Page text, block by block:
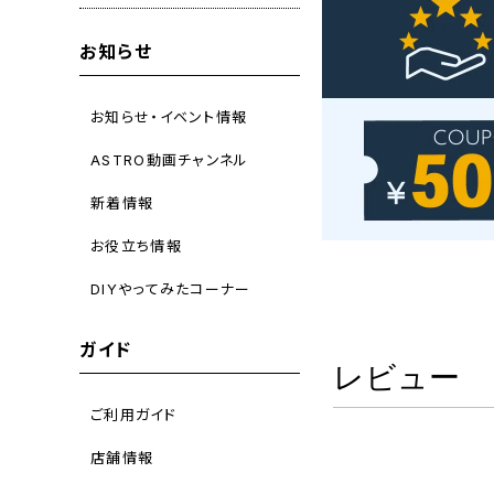
お知らせ
お知らせ・イベント情報
ASTRO動画チャンネル
新着情報
お役立ち情報
DIYやってみたコーナー
ガイド
ご利用ガイド
店舗情報
レビュー